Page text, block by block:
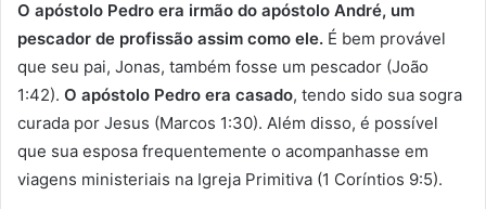
O apóstolo Pedro era irmão do apóstolo André, um
pescador de profissão assim como ele. É bem provável
que seu pai, Jonas, também fosse um pescador (João
1:42). O apóstolo Pedro era casado, tendo sido sua sogra
curada por Jesus (Marcos 1:30). Além disso, é possível
que sua esposa frequentemente o acompanhasse em
viagens ministeriais na Igreja Primitiva (1 Coríntios 9:5).